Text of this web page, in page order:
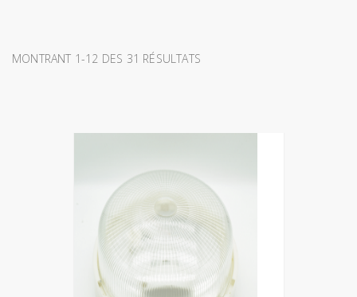
MONTRANT 1-12 DES 31 RÉSULTATS